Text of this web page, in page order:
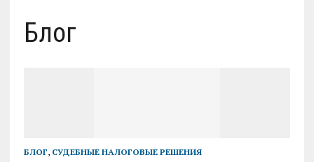
Блог
БЛОГ, СУДЕБНЫЕ НАЛОГОВЫЕ РЕШЕНИЯ